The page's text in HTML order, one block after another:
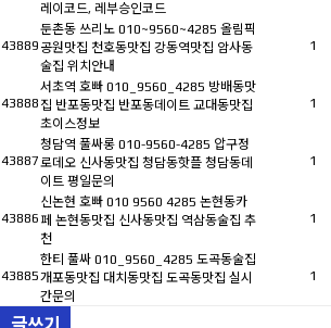
레이코드, 레부승인코드
43889
둔촌동 쓰리노 010~9560~4285 올림픽
공원맛집 천호동맛집 강동역맛집 암사동
술집 위치안내
1
43888
서초역 호빠 010_9560_4285 방배동맛
집 반포동맛집 반포동데이트 교대동맛집
초이스정보
1
43887
청담역 풀싸롱 010-9560-4285 압구정
로데오 신사동맛집 청담동핫플 청담동데
이트 평일문의
1
43886
신논현 호빠 010 9560 4285 논현동카
페 논현동맛집 신사동맛집 역삼동술집 추
천
1
43885
한티 풀싸 010_9560_4285 도곡동술집
개포동맛집 대치동맛집 도곡동맛집 실시
간문의
1